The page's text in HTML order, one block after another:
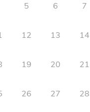
5 6 7
12 13 14
19 20 21
26 27 28